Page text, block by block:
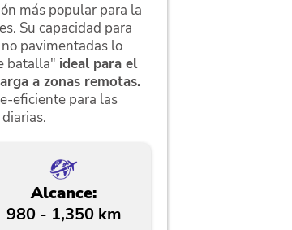
más popular para la
Su capacidad para
pavimentadas lo
batalla" ideal para el
a zonas remotas.
eficiente para las
Alcance:
980 - 1,350 km